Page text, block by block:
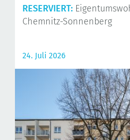
RESERVIERT:
Chemnitz-Sonnenberg
24. Juli 2026